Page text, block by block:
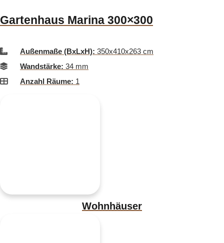
Gartenhaus Marina 300×300
Außenmaße (BxLxH): 350x410x263 cm
Wandstärke: 34 mm
Anzahl Räume: 1
Wohnhäuser